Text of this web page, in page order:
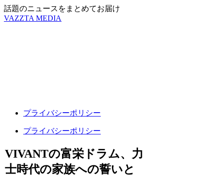
話題のニュースをまとめてお届け
VAZZTA MEDIA
プライバシーポリシー
プライバシーポリシー
VIVANTの富栄ドラム、力
士時代の家族への誓いと